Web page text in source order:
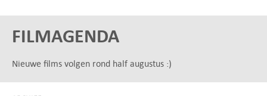
FILMAGENDA
Nieuwe films volgen rond half augustus :)